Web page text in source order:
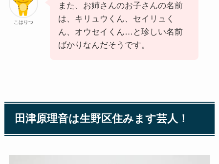
こはりつ
また、お姉さんのお子さんの名前
は、キリュウくん、セイリュく
ん、オウセイくん…と珍しい名前
ばかりなんだそうです。
田津原理音は生野区住みます芸人！